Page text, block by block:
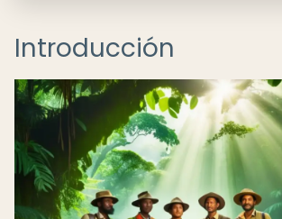
Introducción